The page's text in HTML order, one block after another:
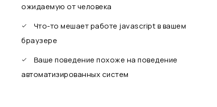
ожидаемую от человека
Что-то мешает работе javascript в вашем
браузере
Ваше поведение похоже на поведение
автоматизированных систем